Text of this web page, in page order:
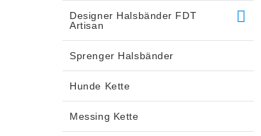
EDLES, MIT NIETEN
Designer Halsbänder FDT
Artisan
Sprenger Halsbänder
Hunde Kette
Messing Kette